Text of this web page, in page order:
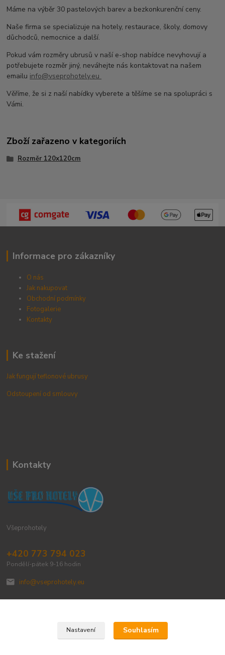
Máme na výběr 30 pastelových barev a bezkonkurenční ceny.
Naše firma se specializuje na hotely, restaurace, školy, domovy
důchodců, nemocnice a další.
Pokud vám rozměry ubrusů v naší e-shop nabídce nevyhovují a
potřebujete rozměr jiný, neváhejte nás kontaktovat na našem
emailu info@vseprohotely.eu
Věříme, že si z naší nabídky vyberete a těšíme se na spolupráci s
Vámi.
Zboží zařazeno v kategoriích
Rozměr 120x120cm
Informace pro zákazníky
O nás
Jak nakupovat
Obchodní podmínky
Fotogalerie
Kontakty
Ke stažení
Jak fungují teflonové ubrusy
Odstoupení od smlouvy
Kontakty
Všeprohotely
+420 773 794 023
Pondělí-pátek 9-16 hodin
info@vseprohotely.eu
Upravit sběr cookies.
Nastavení Souhlasím